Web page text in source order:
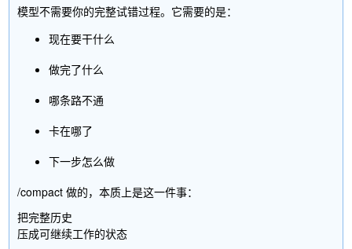
模型不需要你的完整试错过程。它需要的是：
现在要干什么
做完了什么
哪条路不通
卡在哪了
下一步怎么做
/compact 做的，本质上是这一件事：
把完整历史